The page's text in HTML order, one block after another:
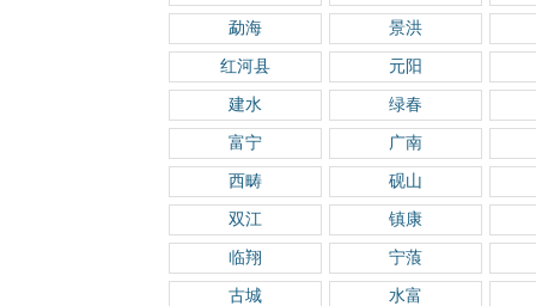
勐海 景洪
红河县 元阳
建水 绿春
富宁 广南
西畴 砚山
双江 镇康
临翔 宁蒗
古城 水富